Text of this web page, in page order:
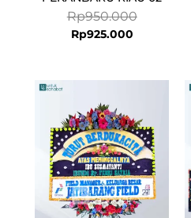
Rp950.000
Rp925.000